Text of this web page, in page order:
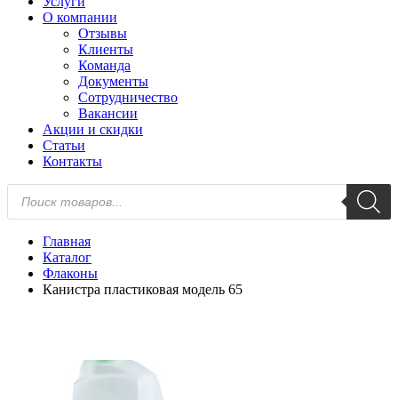
О компании
Отзывы
Клиенты
Команда
Документы
Сотрудничество
Вакансии
Акции и скидки
Статьи
Контакты
Поиск
товаров
Главная
Каталог
Флаконы
Канистра пластиковая модель 65